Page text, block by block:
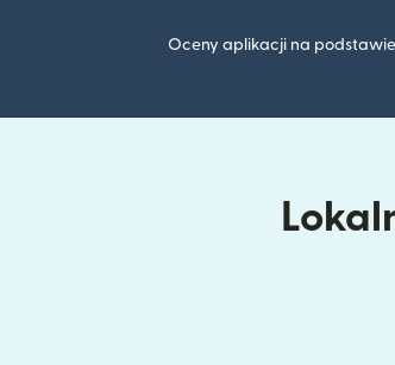
Oceny aplikacji na